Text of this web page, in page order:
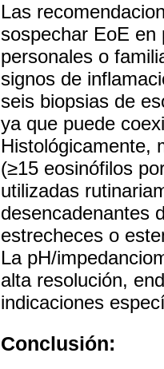
Las
sospechar EoE en
personales o
signos de
seis biopsias de
ya que puede
Histológicamente,
(≥15 eosinófilos
utilizadas
desencadenantes
estrecheces o
La pH/
alta resolución,
indicaciones
Conclusión: